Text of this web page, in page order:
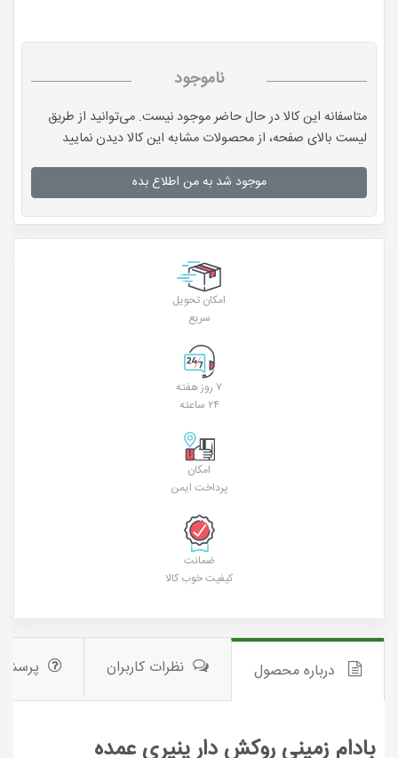
ناموجود
متاسفانه این کالا در حال حاضر موجود نیست. می‌توانید از طریق
لیست بالای صفحه، از محصولات مشابه این کالا دیدن نمایید
موجود شد به من اطلاع بده
امکان تحویل
سریع
۷ روز هفته
۲۴ ساعته
امکان
پرداخت ایمن
ضمانت
کیفیت خوب کالا
درباره محصول نظرات کاربران
بادام زمینی روکش دار پنیری عمده